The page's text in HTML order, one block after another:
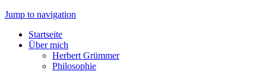
Jump to navigation
Startseite
Über mich
Herbert Grümmer
Philosophie